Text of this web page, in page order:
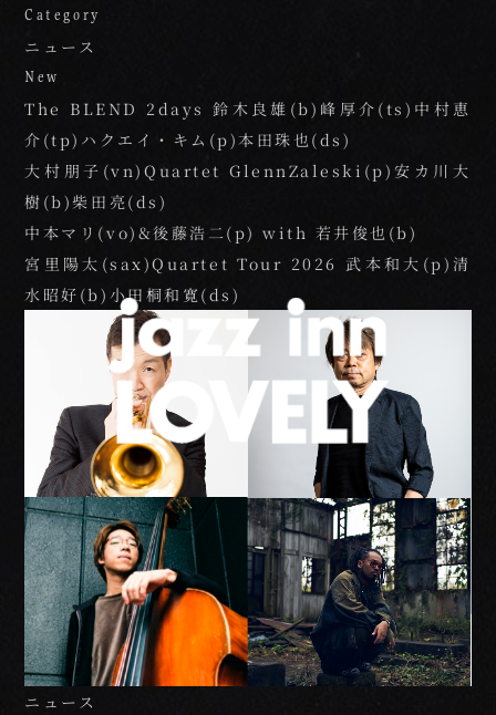
Home
02. Beginner's Guide
03. Live Schedule
04. Food＆Drink
Floor Guide
06. Access
ご予約の前に よくあるご質問
Category
ニュース
New
The BLEND 2days 鈴木良雄(b)峰厚介(ts)中村恵
介(tp)ハクエイ・キム(p)本田珠也(ds)
大村朋子(vn)Quartet GlennZaleski(p)安カ川大
樹(b)柴田亮(ds)
中本マリ(vo)&後藤浩二(p) with 若井俊也(b)
宮里陽太(sax)Quartet Tour 2026 武本和大(p)清
水昭好(b)小田桐和寛(ds)
ニュース